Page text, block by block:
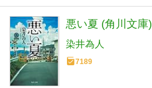
悪い夏 (角川文庫)
染井為人
7189